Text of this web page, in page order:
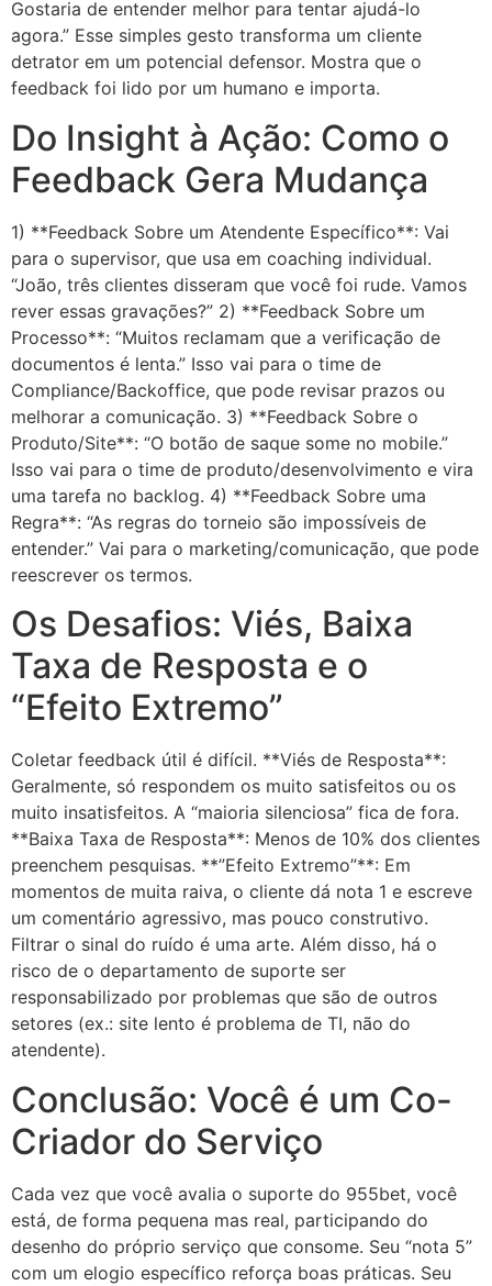
Gostaria de entender melhor para tentar ajudá-lo
agora.” Esse simples gesto transforma um cliente
detrator em um potencial defensor. Mostra que o
feedback foi lido por um humano e importa.
Do Insight à Ação: Como o
Feedback Gera Mudança
1) **Feedback Sobre um Atendente Específico**: Vai
para o supervisor, que usa em coaching individual.
“João, três clientes disseram que você foi rude. Vamos
rever essas gravações?” 2) **Feedback Sobre um
Processo**: “Muitos reclamam que a verificação de
documentos é lenta.” Isso vai para o time de
Compliance/Backoffice, que pode revisar prazos ou
melhorar a comunicação. 3) **Feedback Sobre o
Produto/Site**: “O botão de saque some no mobile.”
Isso vai para o time de produto/desenvolvimento e vira
uma tarefa no backlog. 4) **Feedback Sobre uma
Regra**: “As regras do torneio são impossíveis de
entender.” Vai para o marketing/comunicação, que pode
reescrever os termos.
Os Desafios: Viés, Baixa
Taxa de Resposta e o
“Efeito Extremo”
Coletar feedback útil é difícil. **Viés de Resposta**:
Geralmente, só respondem os muito satisfeitos ou os
muito insatisfeitos. A “maioria silenciosa” fica de fora.
**Baixa Taxa de Resposta**: Menos de 10% dos clientes
preenchem pesquisas. **”Efeito Extremo”**: Em
momentos de muita raiva, o cliente dá nota 1 e escreve
um comentário agressivo, mas pouco construtivo.
Filtrar o sinal do ruído é uma arte. Além disso, há o
risco de o departamento de suporte ser
responsabilizado por problemas que são de outros
setores (ex.: site lento é problema de TI, não do
atendente).
Conclusão: Você é um Co-
Criador do Serviço
Cada vez que você avalia o suporte do 955bet, você
está, de forma pequena mas real, participando do
desenho do próprio serviço que consome. Seu “nota 5”
com um elogio específico reforça boas práticas. Seu